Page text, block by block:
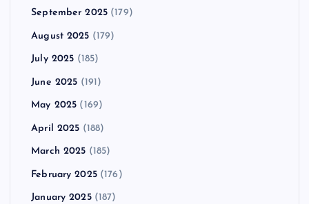
September 2025 (179)
August 2025 (179)
July 2025 (185)
June 2025 (191)
May 2025 (169)
April 2025 (188)
March 2025 (185)
February 2025(176)
January 2025(187)